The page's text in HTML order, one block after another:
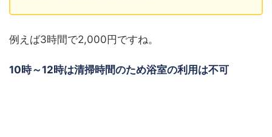
例えば3時間で2,000円ですね。
10時～12時は清掃時間のため浴室の利用は不可